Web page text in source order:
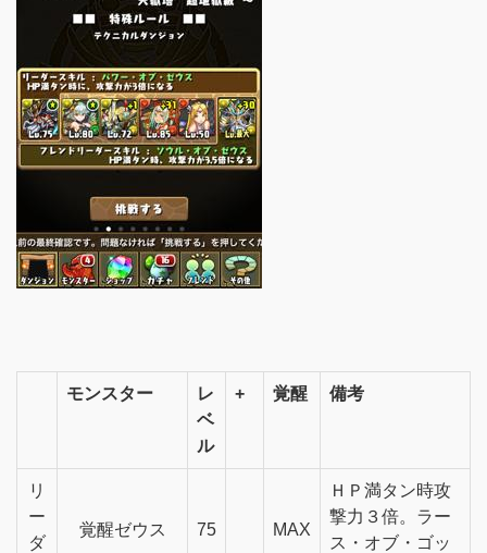
モンスター
レ
ベ
ル
+ 覚醒 備考
リ
ー
ダ
覚醒ゼウス 75 MAX
ＨＰ満タン時攻
撃力３倍。ラー
ス・オブ・ゴッ